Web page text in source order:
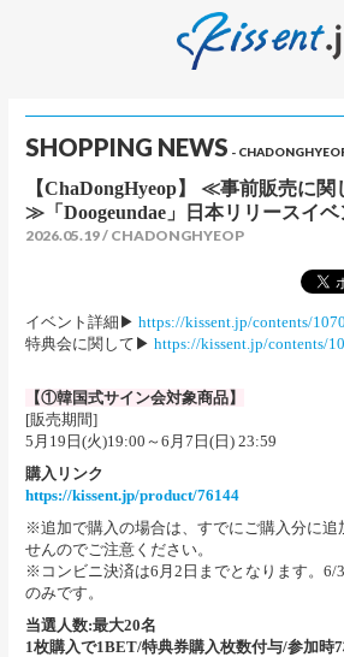
SHOPPING NEWS -
【ChaDongHyeop】 ≪事前販売に関
≫「Doogeundae」日本リリースイベ
2026.05.19 CHADONGHYEOP
イベント詳細▶ https://kissent.jp/contents/
特典会に関して▶ https://kissent.jp/contents/
【①韓国式サイン会対象商品】
[販売期間]
5月19日(火)19:00～6月7日(日) 23:59
購入リンク
https://kissent.jp/product/76144
※追加で購入の場合は、すでにご購入分に追
せんのでご注意ください。
※コンビニ決済は6月2日までとなります。6/
のみです。
当選人数:最大20名
1枚購入で1BET/特典券購入枚数付与/参加時